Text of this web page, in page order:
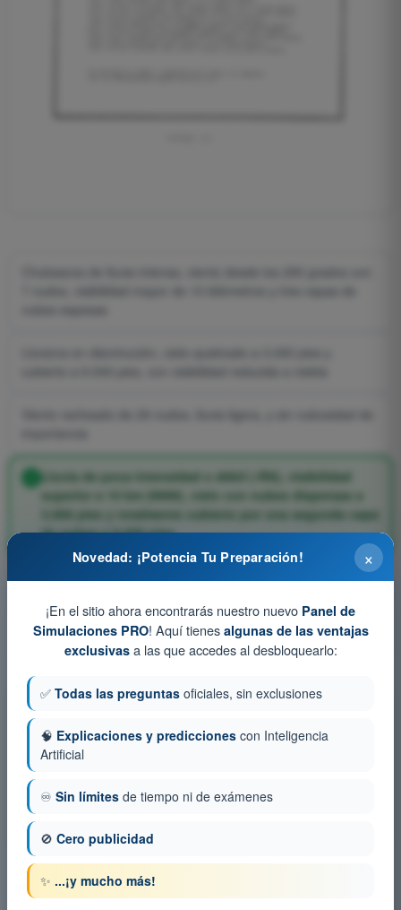
Lluvia de poca intensidad o débil (-RA), visibilidad
superior a 10 km (9999), cielo con nubes dispersas a
3.000 pies y totalmente cubierto por una segunda capa
de nubes a 9.000 pies
Pregunta 149 de 450
Entrenamiento y simuladores de examen ATPL -
Licencia de Piloto de Transporte de Líneas Aéreas
Test de Entrenamiento ATPL - Meteorología
×
Novedad: ¡Potencia Tu Preparación!
¡En el sitio ahora encontrarás nuestro nuevo Panel de
Simulaciones PRO! Aquí tienes algunas de las ventajas
exclusivasa las que accedes al desbloquearlo:
✅ Todas las preguntas oficiales, sin exclusiones
🧠 Explicaciones y predicciones con Inteligencia
Artificial
♾️ Sin límites de tiempo ni de exámenes
🚫 Cero publicidad
✨ ...¡y mucho más!